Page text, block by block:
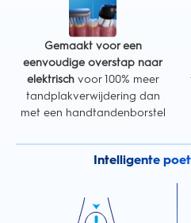
Gemaakt voor een
eenvoudige overstap naar
elektrischvoor 100% meer
tandplakverwijdering dan
met een handtandenborstel
Intelligente